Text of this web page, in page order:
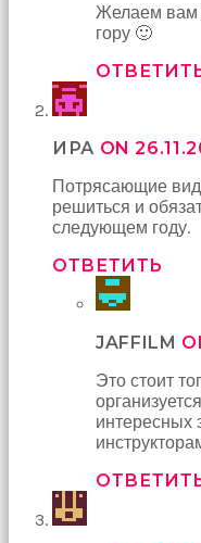
Желаем вам
гору 🙂
ИРА ON
Потрясающие
решиться и
следующем году.
ОТВЕТИТЬ
JAFFILM
Это стоит
интересных